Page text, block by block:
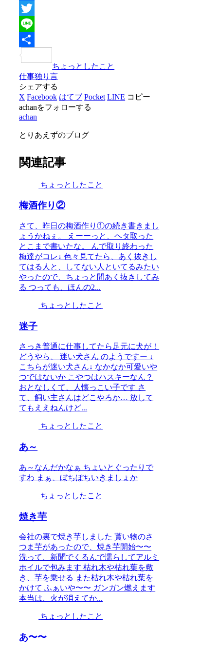
Facebook
Twitter
Line
有
ちょっとしたこと
仕事独り言
シェアする
X Facebook はてブ Pocket LINE コピー
achanをフォローする
achan
とりあえずのブログ
関連記事
ちょっとしたこと
梅酒作り②
さて、昨日の梅酒作り①の続き書きまし
ょうかねぇ。 えーーっと、ヘタ取った
とこまで書いたな。 んで取り終わった
梅達がコレ↓ 色々見てたら、あく抜きし
てはる人と、してない人といてるみたい
やったので、ちょっと間あく抜きしてみ
る つっても、ほんの2...
ちょっとしたこと
迷子
さっき普通に仕事してたら足元に犬が！
どうやら、 迷い犬さん のようですー ↓
こちらが迷い犬さん↓ なかなか可愛いや
つではないか こやつはハスキーなん？
おとなしくて、人懐っこい子です さ
て、飼い主さんはどこやろか… 放して
てもええねんけど...
ちょっとしたこと
あ～
あ～なんだかなぁ ちょいとぐったりで
すわ まぁ、ぼちぼちいきましょか
ちょっとしたこと
焼き芋
会社の裏で焼き芋しました 貰い物のさ
つま芋があったので、焼き芋開始〜〜
洗って、新聞でくるんで濡らしてアルミ
ホイルで包みます 枯れ木や枯れ葉を敷
き、芋を乗せる また枯れ木や枯れ葉を
かけて ふぁいや〜〜 ガンガン燃えます
本当は、火が消えてか...
ちょっとしたこと
あ〜〜